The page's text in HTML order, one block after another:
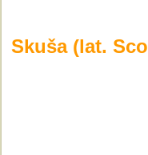
Skuša (lat.